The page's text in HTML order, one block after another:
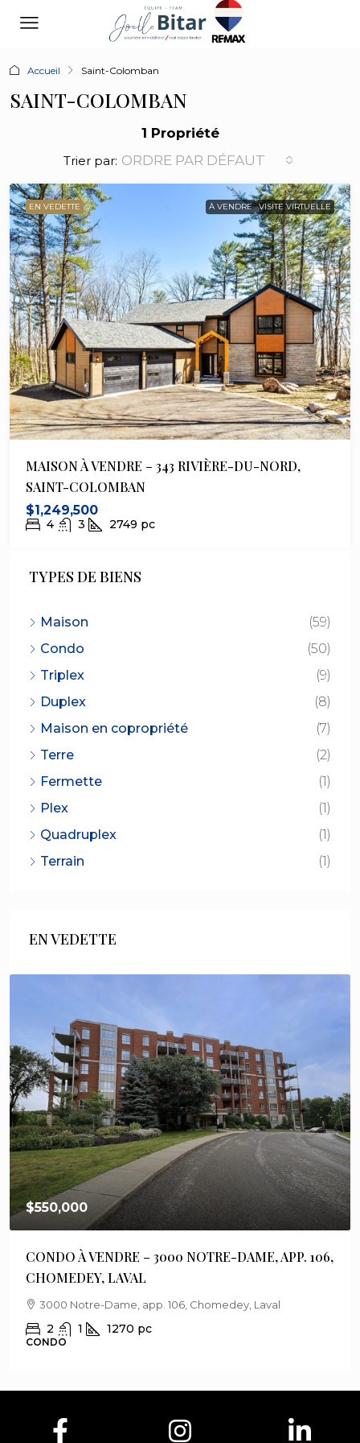
Accueil Saint-Colomban
SAINT-COLOMBAN
1 Propriété
Trier par: ORDRE PAR DÉFAUT
EN VEDETTE À VENDRE VISITE VIRTUELLE
MAISON À VENDRE – 343 RIVIÈRE-DU-NORD,
SAINT-COLOMBAN
$1,249,500
4 3 2749 pc
TYPES DE BIENS
Maison
(59)
Condo
(50)
Triplex
(9)
Duplex
(8)
Maison en copropriété
(7)
Terre
(2)
Fermette
(1)
Plex
(1)
Quadruplex
(1)
Terrain
(1)
EN VEDETTE
$550,000
CONDO À VENDRE – 3000 NOTRE-DAME, APP. 106,
CHOMEDEY, LAVAL
3000 Notre-Dame, app. 106, Chomedey, Laval
2 1 1270 pc
CONDO